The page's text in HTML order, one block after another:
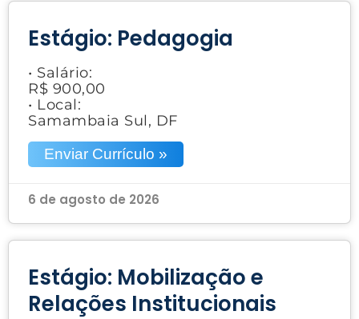
Estágio: Pedagogia
• Salário:
R$ 900,00
• Local:
Samambaia Sul, DF
Enviar Currículo »
6 de agosto de 2026
Estágio: Mobilização e
Relações Institucionais